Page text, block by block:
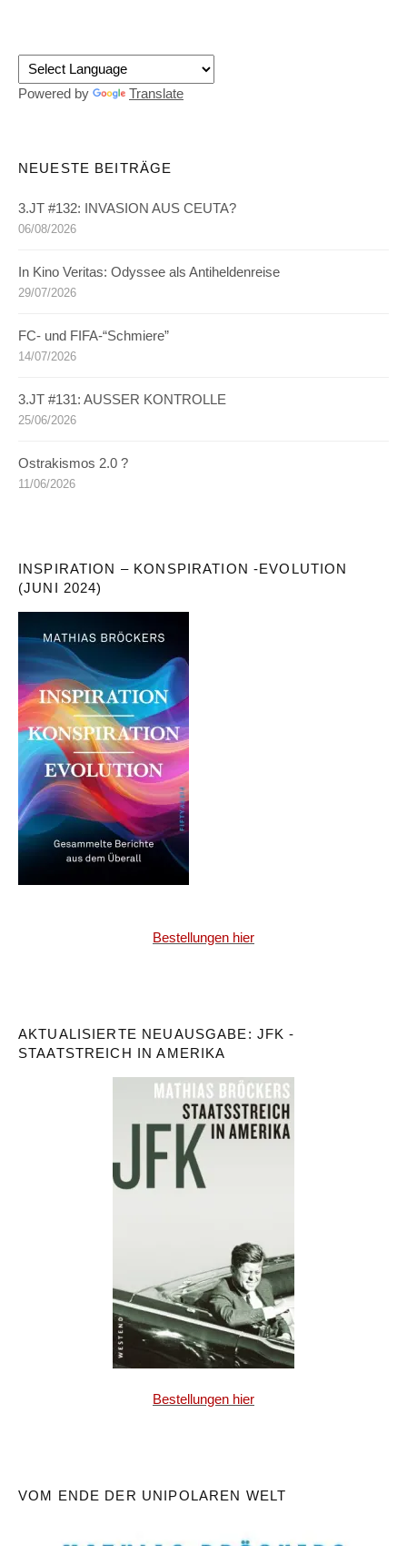
Powered by Translate
NEUESTE BEITRÄGE
3.JT #132: INVASION AUS CEUTA?
06/08/2026
In Kino Veritas: Odyssee als Antiheldenreise
29/07/2026
FC- und FIFA-“Schmiere”
14/07/2026
3.JT #131: AUSSER KONTROLLE
25/06/2026
Ostrakismos 2.0 ?
11/06/2026
INSPIRATION – KONSPIRATION -EVOLUTION
(JUNI 2024)
Bestellungen hier
AKTUALISIERTE NEUAUSGABE: JFK -
STAATSTREICH IN AMERIKA
Bestellungen hier
VOM ENDE DER UNIPOLAREN WELT